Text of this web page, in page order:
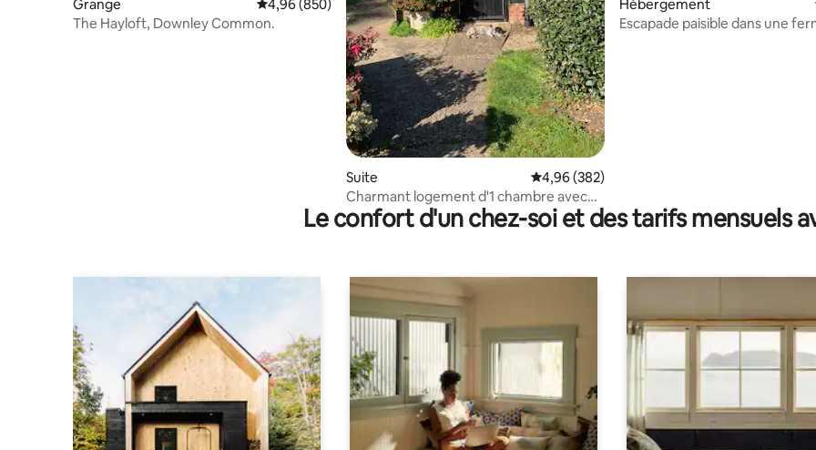
Grange Évaluation moyenne sur la base de 850 commentaires : 4,96 sur 5
4,96 (850)
The Hayloft, Downley Common.
Suite Évaluation moyenne sur la base de 382
4,96 (382)
Charmant logement d'1 chambre avec
parking.
Hébergement
Escapade paisible dans une
Le confort d'un chez-soi et des tarifs mensuels